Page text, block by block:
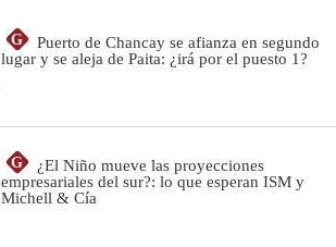
G
Puerto de Chancay se afianza en segundo
lugar y se aleja de Paita: ¿irá por el puesto 1?
G
¿El Niño mueve las proyecciones
empresariales del sur?: lo que esperan ISM y
Michell & Cía